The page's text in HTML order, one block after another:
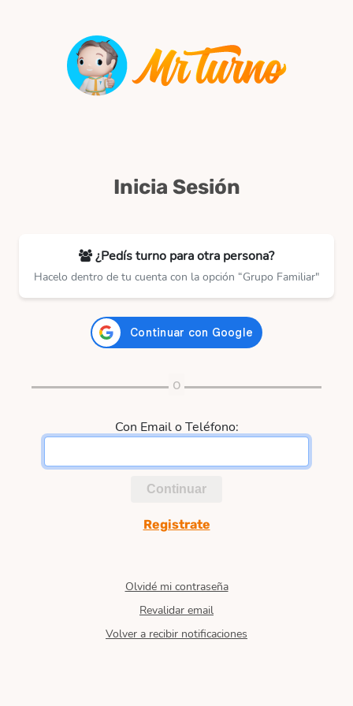
Inicia Sesión
¿Pedís turno para otra persona?
Hacelo dentro de tu cuenta con la opción “Grupo Familiar"
Con Email o Teléfono:
Continuar
Registrate
Olvidé mi contraseña
Revalidar email
Volver a recibir notificaciones